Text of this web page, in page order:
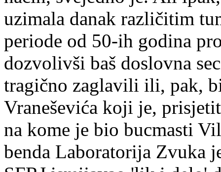
uzimala danak različitim
periode od 50-ih godina
dozvolivši baš doslovna
tragično zaglavili ili, pak,
Vraneševića koji je,
na kome je bio bucmasti
benda Laboratorija Zvuka